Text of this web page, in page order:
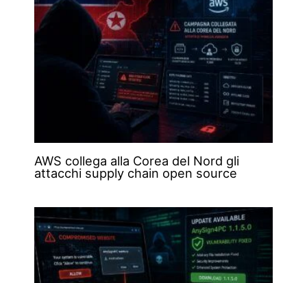
AWS collega alla Corea del Nord gli
attacchi supply chain open source